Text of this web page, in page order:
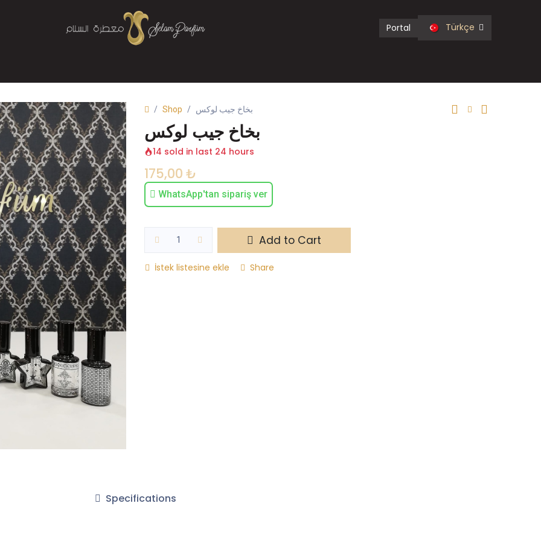
Portal Türkçe
Shop بخاخ جيب لوكس
بخاخ جيب لوكس
14 sold in last 24 hours
175,00 ₺
WhatsApp'tan sipariş ver
Add to Cart
İstek listesine ekle Share
Specifications